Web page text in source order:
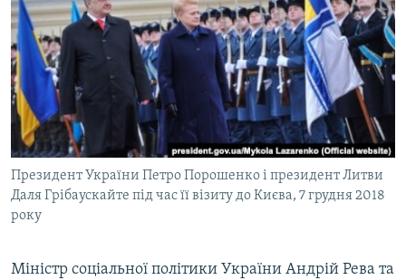
МУЛЬТИМЕДІА
ФОТО
СПЕЦПРОЄКТИ
ПОДКАСТИ
КРИМ РЕАЛІЇ
РУС
УКР
КТАТ
Президент України Петро Порошенко і президент Литви
Даля Грібаускайте під час її візиту до Києва, 7 грудня 2018
року
Міністр соціальної політики України Андрій Рева та